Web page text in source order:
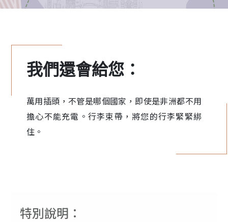
我們還會給您：
萬用插頭，不管是哪個國家，即使是非洲都不用
擔心不能充電。行李束帶，將您的行李緊緊綁
住。
特別說明：